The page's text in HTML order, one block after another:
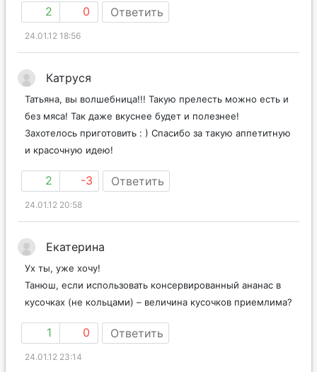
2 0 Ответить
24.01.12 18:56
Катруся
Татьяна, вы волшебница!!! Такую прелесть можно есть и
без мяса! Так даже вкуснее будет и полезнее!
Захотелось приготовить : ) Спасибо за такую аппетитную
и красочную идею!
2 -3 Ответить
24.01.12 20:58
Екатерина
Ух ты, уже хочу!
Танюш, если использовать консервированный ананас в
кусочках (не кольцами) – величина кусочков приемлима?
1 0 Ответить
24.01.12 23:14